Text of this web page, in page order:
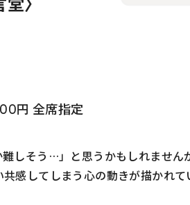
円 全席指定
しそう…」と思うかもしれません
感してしまう心の動きが描かれて